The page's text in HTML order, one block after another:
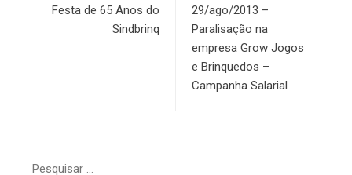
Festa de 65 Anos do
Sindbrinq
29/ago/2013 –
Paralisação na
empresa Grow Jogos
e Brinquedos –
Campanha Salarial